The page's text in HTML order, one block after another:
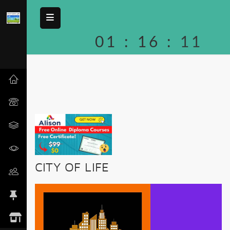
01 : 16 : 11
CITY OF LIFE